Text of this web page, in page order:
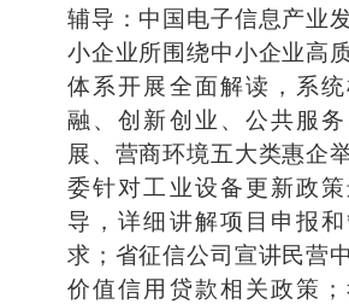
辅导：中国电子信息产业
小企业所围绕中小企业高
体系开展全面解读，系
融、创新创业、公共服
展、营商环境五大类惠企
委针对工业设备更新政
导，详细讲解项目申报
求；省征信公司宣讲民营
价值信用贷款相关政策